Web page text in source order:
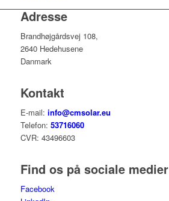
Adresse
Brandhøjgårdsvej 108,
2640 Hedehusene
Danmark
Kontakt
E-mail: info@cmsolar.eu
Telefon: 53716060
CVR: 43496603
Find os på sociale medier
Facebook